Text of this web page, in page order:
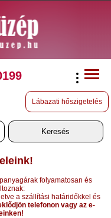
Lábazati hőszigetelés
folyamatosan és
a szállítási határidőkkel és
telefonon vagy az e-